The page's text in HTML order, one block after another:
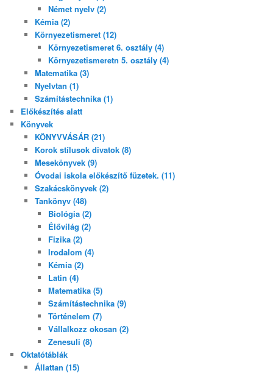
Német nyelv (2)
Kémia (2)
Környezetismeret (12)
Környezetismeret 6. osztály (4)
Környezetismeretn 5. osztály (4)
Matematika (3)
Nyelvtan (1)
Számítástechnika (1)
Előkészítés alatt
Könyvek
KÖNYVVÁSÁR (21)
Korok stílusok divatok (8)
Mesekönyvek (9)
Óvodai iskola előkészítő füzetek. (11)
Szakácskönyvek (2)
Tankönyv (48)
Biológia (2)
Élővilág (2)
Fizika (2)
Irodalom (4)
Kémia (2)
Latin (4)
Matematika (5)
Számítástechnika (9)
Történelem (7)
Vállalkozz okosan (2)
Zenesuli (8)
Oktatótáblák
Állattan (15)